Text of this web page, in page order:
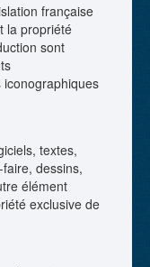
française
la propriété
sont
textes,
dessins,
élément
exclusive de